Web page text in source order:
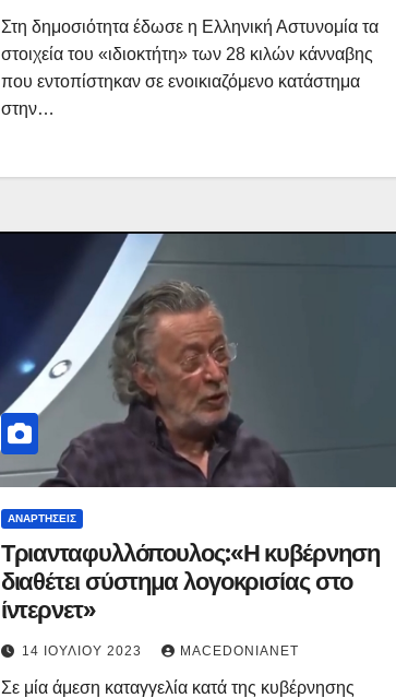
Στη δημοσιότητα έδωσε η Ελληνική Αστυνομία τα
στοιχεία του «ιδιοκτήτη» των 28 κιλών κάνναβης
που εντοπίστηκαν σε ενοικιαζόμενο κατάστημα
στην…
ΑΝΑΡΤΉΣΕΙΣ
Τριανταφυλλόπουλος:«Η κυβέρνηση
διαθέτει σύστημα λογοκρισίας στο
ίντερνετ»
14 ΙΟΥΛΊΟΥ 2023 MACEDONIANET
Σε μία άμεση καταγγελία κατά της κυβέρνησης